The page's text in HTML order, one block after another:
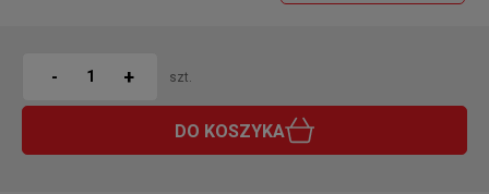
- + szt.
DO KOSZYKA